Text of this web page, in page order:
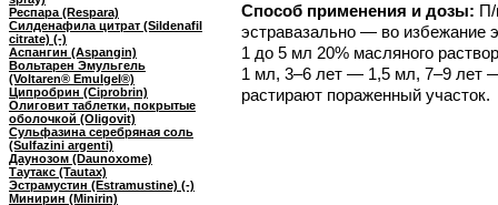
Респара (Respara)
Силденафила цитрат (Sildenafil
citrate) (-)
Аспангин (Aspangin)
Вольтарен Эмульгель
(Voltaren® Emulgel®)
Ципробрин (Ciprobrin)
Олиговит таблетки, покрытые
оболочкой (Oligovit)
Сульфазина серебряная соль
(Sulfazini argenti)
Даунозом (Daunoxome)
Таутакс (Tautax)
Эстрамустин (Estramustine) (-)
Минирин (Minirin)
Способ применения и дозы: П/
эстравазально — во избежание
1 до 5 мл 20% масляного
1 мл, 3–6 лет — 1,5 мл, 7–9 лет
растирают пораженный участок.